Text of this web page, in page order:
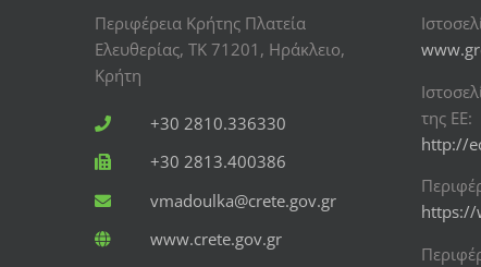
Περιφέρεια Κρήτης Πλατεία
Ελευθερίας, ΤΚ 71201, Ηράκλειο,
Κρήτη
+30 2810.336330
+30 2813.400386
vmadoulka@crete.gov.gr
www.crete.gov.gr
της ΕΕ:
http://
https://